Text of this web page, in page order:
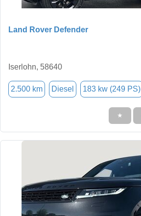
Land Rover Defender
Iserlohn, 58640
2.500 km Diesel 183 kw (249 PS)
★